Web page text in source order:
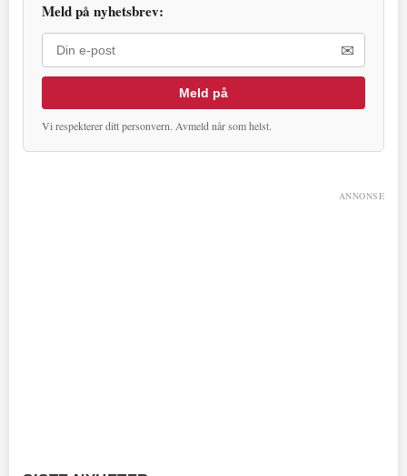
Meld på nyhetsbrev:
✉
Meld på
Vi respekterer ditt personvern. Avmeld når som helst.
ANNONSE